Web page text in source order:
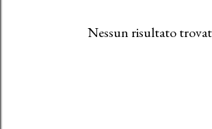
Nessun risultato